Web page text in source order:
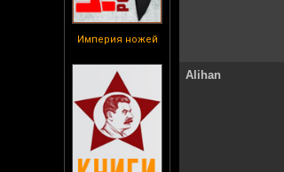
Империя ножей
Alihan